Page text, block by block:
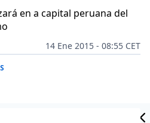
en a capital peruana del
14 Ene 2015 - 08:55 CET